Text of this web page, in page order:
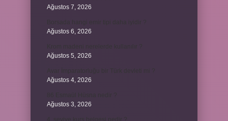
Ağustos 7, 2026
Ağustos 6, 2026
Ağustos 5, 2026
Ağustos 4, 2026
Ağustos 3, 2026